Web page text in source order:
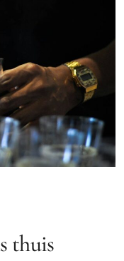
thuis